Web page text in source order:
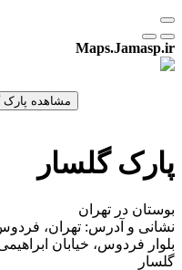
Maps.Jamasp.ir
پارک گلسار
بوستان در تهران
نشانی و آدرس: تهران،
بلوار فردوس، خیابان
گلسار